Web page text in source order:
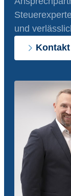
und
Kontakt